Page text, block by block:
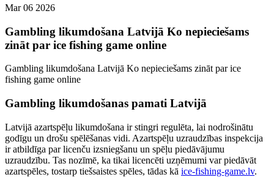
Mar 06 2026
Gambling likumdošana Latvijā Ko nepieciešams
zināt par ice fishing game online
Gambling likumdošana Latvijā Ko nepieciešams zināt par ice
fishing game online
Gambling likumdošanas pamati Latvijā
Latvijā azartspēļu likumdošana ir stingri regulēta, lai nodrošinātu
godīgu un drošu spēlēšanas vidi. Azartspēļu uzraudzības inspekcija
ir atbildīga par licenču izsniegšanu un spēļu piedāvājumu
uzraudzību. Tas nozīmē, ka tikai licencēti uzņēmumi var piedāvāt
azartspēles, tostarp tiešsaistes spēles, tādas kā ice-fishing-game.lv.